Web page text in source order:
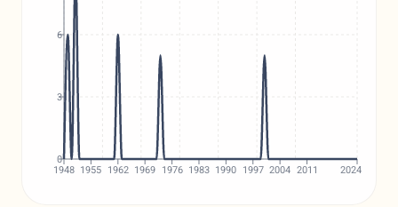
1948 1955 1962 1969 1976 1983 1990 1997 2004 2011 2024
0
3
6